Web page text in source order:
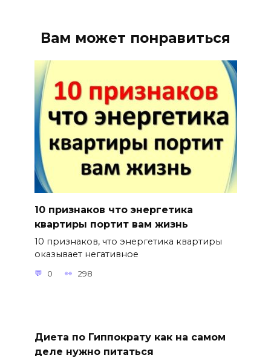
Вам может понравиться
10 признаков что энергетика
квартиры портит вам жизнь
10 признаков, что энергетика квартиры
оказывает негативное
0 298
Диета по Гиппократу как на самом
деле нужно питаться